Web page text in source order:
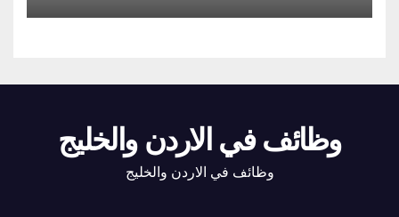
وظائف في الاردن والخليج
وظائف في الاردن والخليج